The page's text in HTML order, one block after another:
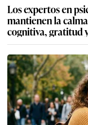
Los expertos en
mantienen la
cognitiva, gratitud